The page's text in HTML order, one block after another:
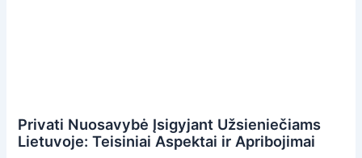
Privati Nuosavybė Įsigyjant Užsieniečiams
Lietuvoje: Teisiniai Aspektai ir Apribojimai